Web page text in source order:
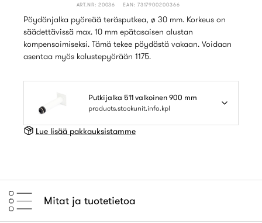
ART.NR: 20036 EAN: 7317900200366
Pöydänjalka pyöreää teräsputkea, ø 30 mm. Korkeus on
säädettävissä max. 10 mm epätasaisen alustan
kompensoimiseksi. Tämä tekee pöydästä vakaan. Voidaan
asentaa myös kalustepyörään 1175.
Putkijalka 511 valkoinen 900 mm
products.stockunit.info.kpl
Lue lisää pakkauksistamme
Mitat ja tuotetietoa